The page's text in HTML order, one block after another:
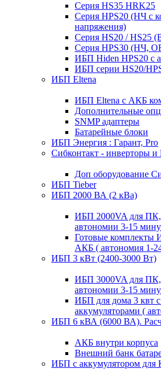
Серия HS35 HRK25
Серия HPS20 (НЧ с
напряжения)
Серия HS20 / HS25
Серия HPS30 (НЧ,
ИБП Hiden HPS20 с
ИБП серии HS20/
ИБП Eltena
ИБП Eltena с АКБ
Дополнительные
SNMP адаптеры
Батарейные блоки
ИБП Энергия : Гарант, Pro
Сибконтакт - инверторы
Доп оборудование
ИБП Tieber
ИБП 2000 ВА (2 кВа)
ИБП 2000VA для ПК,
автономии 3-15
Готовые
АКБ ( автономия 1-
ИБП 3 кВт (2400-3000 Вт)
ИБП 3000VA для ПК,
автономии 3-15
ИБП для дома 3 квт
аккумуляторами (
ИБП 6 кВА (6000 ВА).
АКБ внутри корпуса
Внешний банк
ИБП с аккумулятором